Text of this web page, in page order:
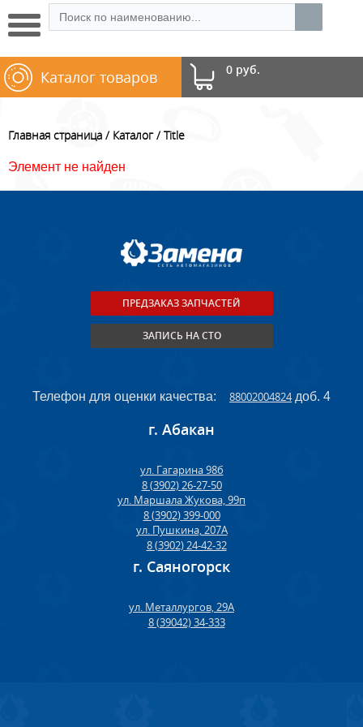
0 руб.
Каталог товаров
Главная страница Каталог Title
Элемент не найден
ПРЕДЗАКАЗ ЗАПЧАСТЕЙ
ЗАПИСЬ НА СТО
Телефон для оценки качества: 88002004824доб. 4
г. Абакан
ул. Гагарина 98б
8 (3902) 26-27-50
ул. Маршала Жукова, 99п
8 (3902) 399-000
ул. Пушкина, 207А
8 (3902) 24-42-32
г. Саяногорск
ул. Металлургов, 29А
8 (39042) 34-333